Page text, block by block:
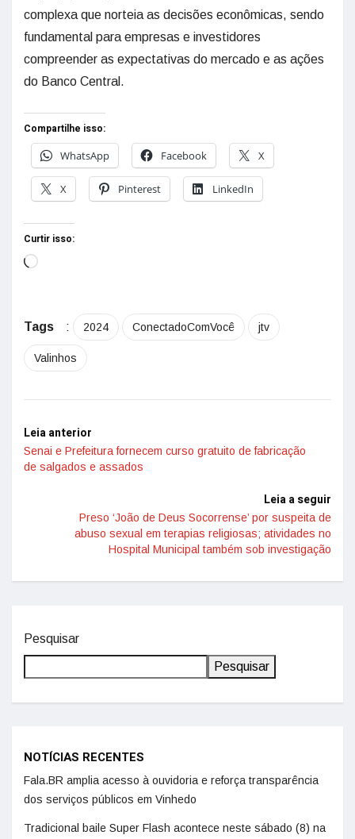
complexa que norteia as decisões econômicas, sendo
fundamental para empresas e investidores
compreender as expectativas do mercado e as ações
do Banco Central.
Compartilhe isso:
WhatsApp
Facebook X
X Pinterest LinkedIn
Curtir isso:
Tags : 2024 ConectadoComVocê jtv
Valinhos
Leia anterior
Senai e Prefeitura fornecem curso gratuito de fabricação
de salgados e assados
Leia a seguir
Preso ‘João de Deus Socorrense’ por suspeita de
abuso sexual em terapias religiosas; atividades no
Hospital Municipal também sob investigação
Pesquisar
Pesquisar
NOTÍCIAS RECENTES
Fala.BR amplia acesso à ouvidoria e reforça transparência
dos serviços públicos em Vinhedo
Tradicional baile Super Flash acontece neste sábado (8) na